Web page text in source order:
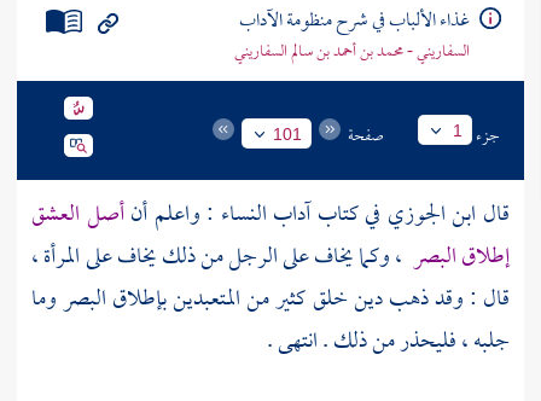
غذاء الألباب في شرح منظومة الآداب
السفاريني - محمد بن أحمد بن سالم السفاريني
جزء 1 صفحة 101
قال ابن الجوزي في كتاب آداب النساء : واعلم أنأصل العشق
إطلاق البصر ، وكما يخاف على الرجل من ذلك يخاف على المرأة ،
قال : وقد ذهب دين خلق كثير من المتعبدين بإطلاق البصر وما
جلبه ، فليحذر من ذلك . انتهى .